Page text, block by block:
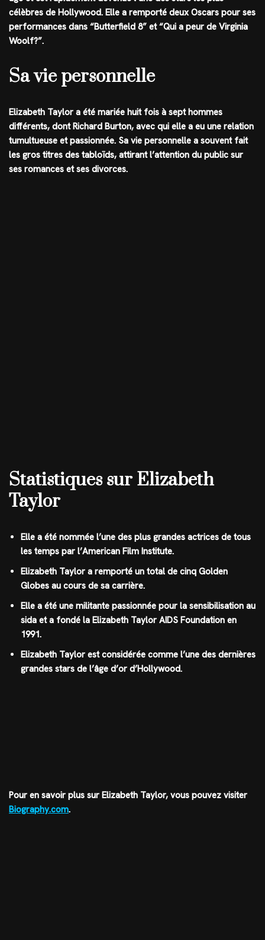
célèbres de Hollywood. Elle a remporté deux Oscars pour ses
performances dans “Butterfield 8” et “Qui a peur de Virginia
Woolf?”.
Sa vie personnelle
Elizabeth Taylor a été mariée huit fois à sept hommes
différents, dont Richard Burton, avec qui elle a eu une relation
tumultueuse et passionnée. Sa vie personnelle a souvent fait
les gros titres des tabloïds, attirant l’attention du public sur
ses romances et ses divorces.
Statistiques sur Elizabeth
Taylor
Elle a été nommée l’une des plus grandes actrices de tous
les temps par l’American Film Institute.
Elizabeth Taylor a remporté un total de cinq Golden
Globes au cours de sa carrière.
Elle a été une militante passionnée pour la sensibilisation au
sida et a fondé la Elizabeth Taylor AIDS Foundation en
1991.
Elizabeth Taylor est considérée comme l’une des dernières
grandes stars de l’âge d’or d’Hollywood.
Pour en savoir plus sur Elizabeth Taylor, vous pouvez visiter
Biography.com.